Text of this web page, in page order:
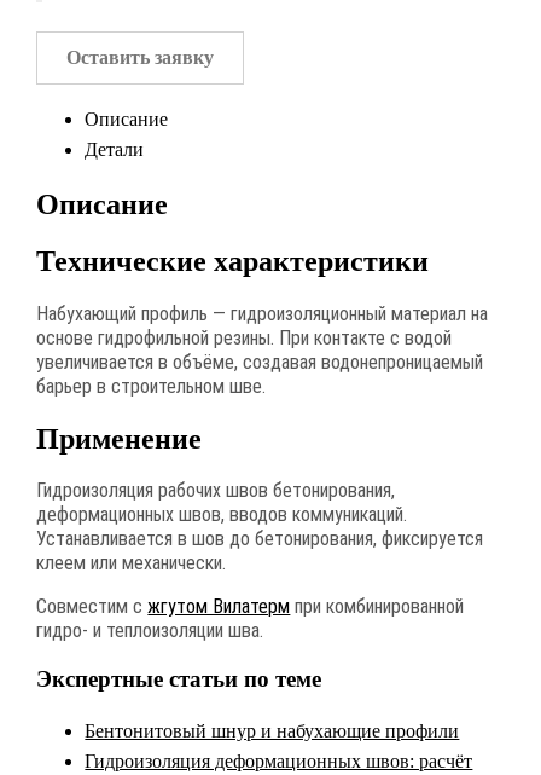
Оставить заявку
Описание
Детали
Описание
Технические характеристики
Набухающий профиль — гидроизоляционный материал на
основе гидрофильной резины. При контакте с водой
увеличивается в объёме, создавая водонепроницаемый
барьер в строительном шве.
Применение
Гидроизоляция рабочих швов бетонирования,
деформационных швов, вводов коммуникаций.
Устанавливается в шов до бетонирования, фиксируется
клеем или механически.
Совместим сжгутом Вилатерм при комбинированной
гидро- и теплоизоляции шва.
Экспертные статьи по теме
Бентонитовый шнур и набухающие профили
Гидроизоляция деформационных швов: расчёт